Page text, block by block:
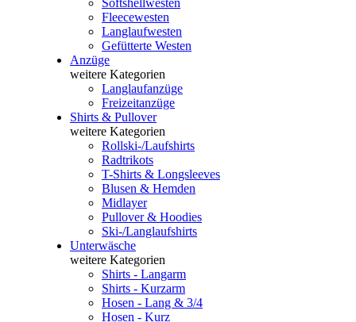
Softshellwesten
Fleecewesten
Langlaufwesten
Gefütterte Westen
Anzüge
weitere Kategorien
Langlaufanzüge
Freizeitanzüge
Shirts & Pullover
weitere Kategorien
Rollski-/Laufshirts
Radtrikots
T-Shirts & Longsleeves
Blusen & Hemden
Midlayer
Pullover & Hoodies
Ski-/Langlaufshirts
Unterwäsche
weitere Kategorien
Shirts - Langarm
Shirts - Kurzarm
Hosen - Lang & 3/4
Hosen - Kurz